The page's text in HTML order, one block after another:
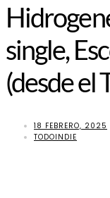
single,
(desde el
18 FEBRERO, 2025
TODOINDIE